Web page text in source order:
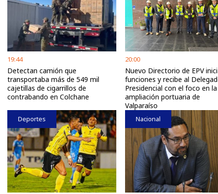
19:44
Detectan camión que
transportaba más de 549 mil
cajetillas de cigarrillos de
contrabando en Colchane
20:00
Nuevo Directorio de EPV
funciones y recibe al
Presidencial con el foco en la
ampliación portuaria de
Valparaíso
Deportes Nacional